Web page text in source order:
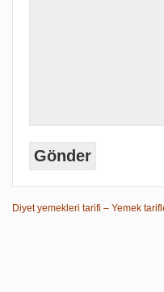
Diyet yemekleri tarifi – Yemek